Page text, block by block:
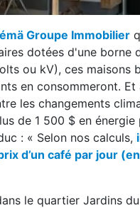
Groupe Immobilier
dotées d'une borne
ou kV), ces maisons
en consommeront. Et
les changements
de 1 500 $ en
: « Selon nos calculs,
d’un café par jour
le quartier Jardins